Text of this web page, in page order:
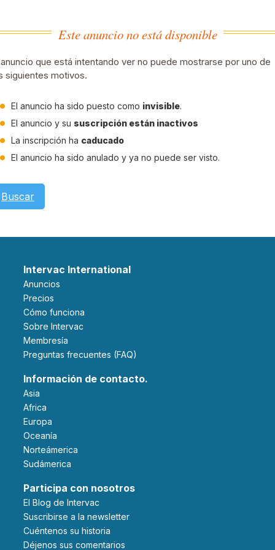
Este anuncio no está disponible
que está intentando ver no puede mostrarse por uno de
siguientes motivos.
El anuncio ha sido puesto como invisible.
El anuncio y su suscripción están inactivos
La inscripción ha caducado
El anuncio ha sido anulado y ya no puede ser visto.
Buscar
Intervac International
Anuncios
Precios
Cómo funciona
Sobre Intervac
Membresía
Preguntas frecuentes (FAQ)
Información de contacto.
Asia
Africa
Europa
Oceanía
Norteámerica
Sudámerica
Participa con nosotros
El Blog de Intervac
Suscribirse a la newsletter
Cuéntenos su historia
Déjenos sus comentarios